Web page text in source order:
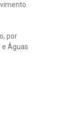
por
e Águas